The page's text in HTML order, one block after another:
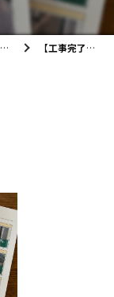
【工事完了報告書】